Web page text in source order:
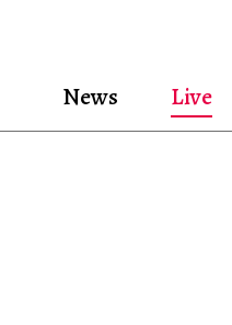
News Live